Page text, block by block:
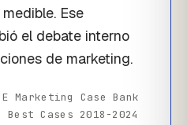
Ese
el debate interno
de marketing.
Marketing Case Bank
Cases 2018-2024